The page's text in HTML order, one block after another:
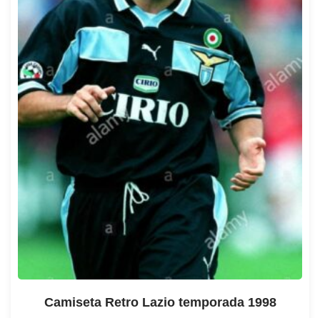
Camiseta Retro Lazio temporada 1998